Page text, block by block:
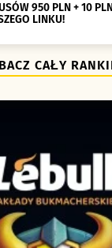
950 PLN + 10
LINKU!
CAŁY